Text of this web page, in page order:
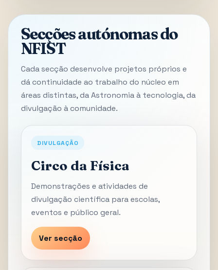
Secções autónomas do
NFIST
Cada secção desenvolve projetos próprios e
dá continuidade ao trabalho do núcleo em
áreas distintas, da Astronomia à tecnologia, da
divulgação à comunidade.
DIVULGAÇÃO
Circo da Física
Demonstrações e atividades de
divulgação científica para escolas,
eventos e público geral.
Ver secção